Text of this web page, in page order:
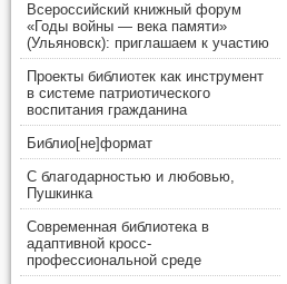
Всероссийский книжный форум
«Годы войны — века памяти»
(Ульяновск): приглашаем к участию
Проекты библиотек как инструмент
в системе патриотического
воспитания гражданина
Библио[не]формат
С благодарностью и любовью,
Пушкинка
Современная библиотека в
адаптивной кросс-
профессиональной среде